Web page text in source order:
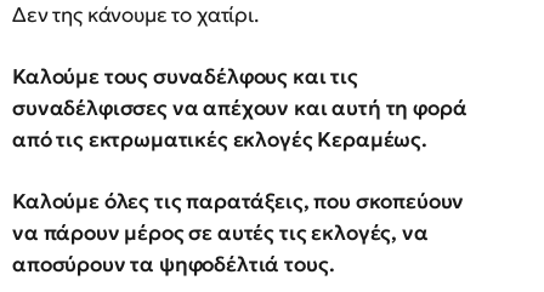
Δεν της κάνουμε το χατίρι.
Καλούμε τους συναδέλφους και τις
συναδέλφισσες να απέχουν και αυτή τη φορά
από τις εκτρωματικές εκλογές Κεραμέως.
Καλούμε όλες τις παρατάξεις, που σκοπεύουν
να πάρουν μέρος σε αυτές τις εκλογές, να
αποσύρουν τα ψηφοδέλτιά τους.